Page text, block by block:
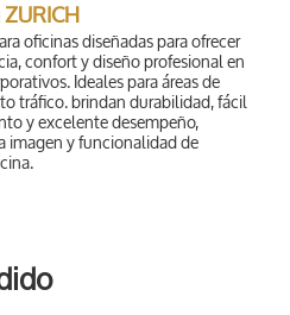
oficinas diseñadas para ofrecer
confort y diseño profesional en
Ideales para áreas de
tráfico. brindan durabilidad, fácil
y excelente desempeño,
imagen y funcionalidad de